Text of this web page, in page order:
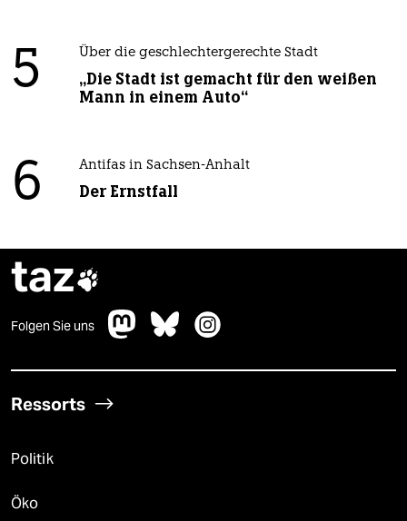
5 Über die geschlechtergerechte Stadt
„Die Stadt ist gemacht für den weißen
Mann in einem Auto“
6 Antifas in Sachsen-Anhalt
Der Ernstfall
taz
Folgen Sie uns
Ressorts
Politik
Öko